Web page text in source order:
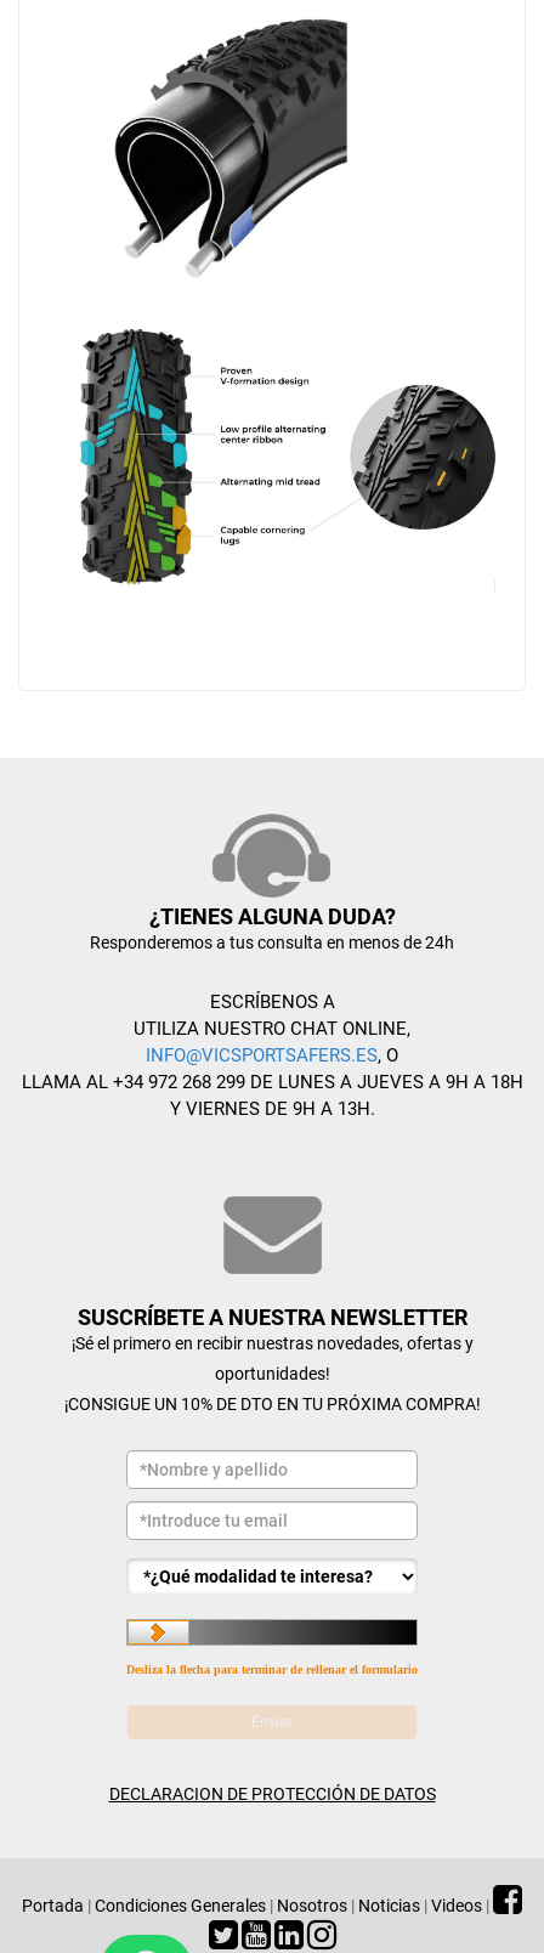
¿TIENES ALGUNA DUDA?
Responderemos a tus consulta en menos de 24h
ESCRÍBENOS A
UTILIZA NUESTRO CHAT ONLINE,
INFO@VICSPORTSAFERS.ES, O
LLAMA AL +34 972 268 299 DE LUNES A JUEVES A 9H A 18H
Y VIERNES DE 9H A 13H.
SUSCRÍBETE A NUESTRA NEWSLETTER
¡Sé el primero en recibir nuestras novedades, ofertas y
oportunidades!
¡CONSIGUE UN 10% DE DTO EN TU PRÓXIMA COMPRA!
Desliza la flecha para terminar de rellenar el formulario
DECLARACION DE PROTECCIÓN DE DATOS
Portada |Condiciones Generales | Nosotros | Noticias |Videos |